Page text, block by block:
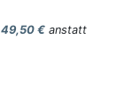
49,50 € anstatt